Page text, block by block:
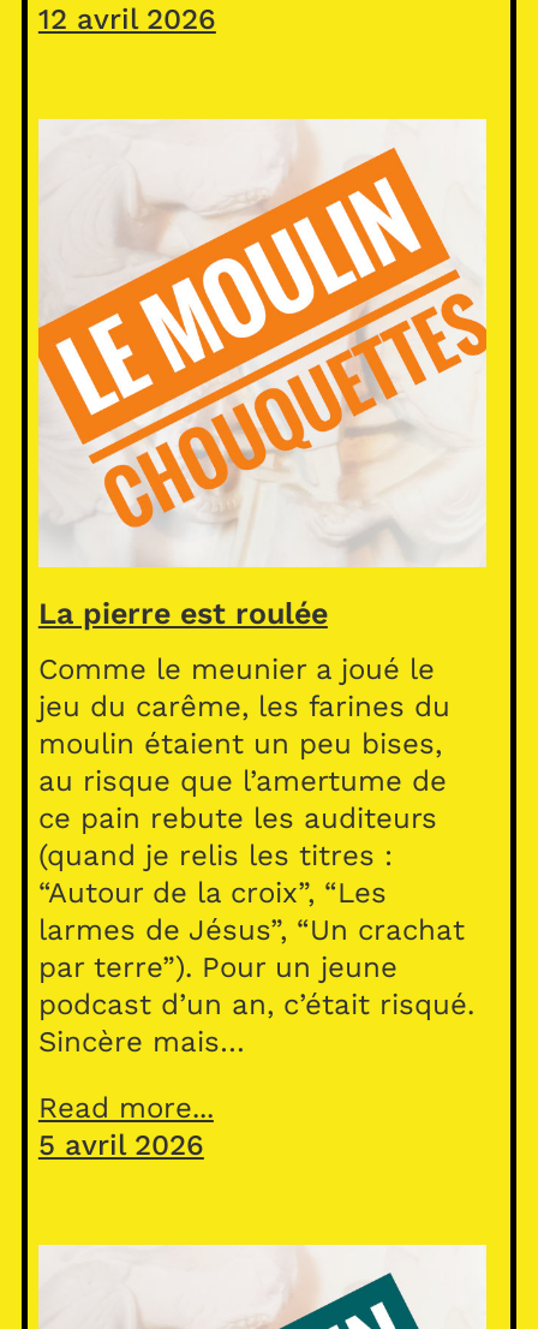
12 avril 2026
La pierre est roulée
Comme le meunier a joué le
jeu du carême, les farines du
moulin étaient un peu bises,
au risque que l’amertume de
ce pain rebute les auditeurs
(quand je relis les titres :
“Autour de la croix”, “Les
larmes de Jésus”, “Un crachat
par terre”). Pour un jeune
podcast d’un an, c’était risqué.
Sincère mais…
Read more...
5 avril 2026